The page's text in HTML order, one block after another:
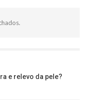
e relevo da pele?